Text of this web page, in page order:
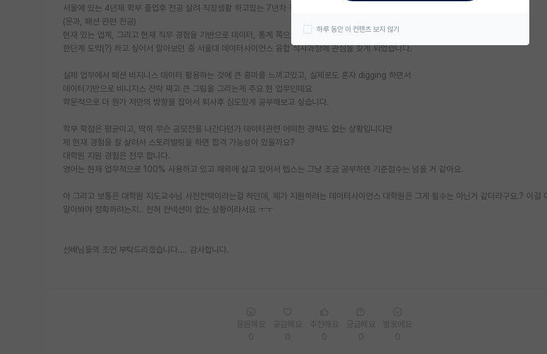
서울에 있는 4년제 학부 졸업후 전공 살려 직장생활 하고있는 7년차 직장인입니다.
(문과, 패션 관련 전공)
현재 있는 업계, 그리고 현재 직무 경험을 기반으로 데이터, 통계 쪽으로 더 깊게 공부해서
한단계 도약(?) 하고 싶어서 알아보던 중 서울대 데이터사이언스 융합 석사과정에 관심을 갖게 되었습니다.
실제 업무에서 패션 비지니스 데이터 활용하는 것에 큰 흥미를 느끼고있고, 실제로도 혼자 digging 하면서
데이터기반으로 비니지스 전략 짜고 큰 그림을 그리는게 주요 현 업무인데요
학문적으로 더 뭔가 저만의 방향을 잡아서 퇴사후 심도있게 공부해보고 싶습니다.
학부 학점은 평균이고, 딱히 무슨 공모전을 나간다던가 데이터관련 어떠한 경력도 없는 상황입니다만
제 현재 경험을 잘 살려서 스토리텔링을 하면 합격 가능성이 있을까요?
대학원 지원 경험은 전무 합니다.
영어는 현재 업무적으로 100% 사용하고 있고 해외에 살고 있어서 텝스는 그냥 조금 공부하면 기준점수는 넘을 거 같아요.
아 그리고 보통은 대학원 지도교수님 사전컨택이라는걸 하던데, 제가 지원하려는 데이터사이언스 대학원은 그게 필수는 아닌거 같더라구요.? 이걸
알아봐야 정확하려는지.. 전혀 컨넥션이 없는 상황이라서요 ㅜㅜ
선배님들의 조언 부탁드리겠습니다.... 감사합니다.
하루 동안 이 컨텐츠 보지 않기